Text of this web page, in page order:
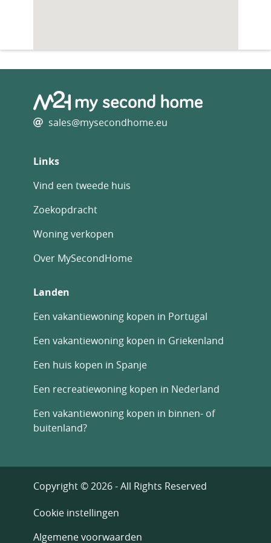
sales@mysecondhome.eu
Links
Vind een tweede huis
Zoekopdracht
Woning verkopen
Over MySecondHome
Landen
Een vakantiewoning kopen in Portugal
Een vakantiewoning kopen in Griekenland
Een huis kopen in Spanje
Een recreatiewoning kopen in Nederland
Een vakantiewoning kopen in binnen- of
buitenland?
Copyright © 2026 - All Rights Reserved
Cookie instellingen
Algemene voorwaarden